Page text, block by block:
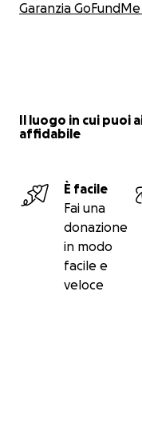
Garanzia GoFundMe
Il luogo in cui puoi
affidabile
È facile
Fai una
donazione
in modo
facile e
veloce